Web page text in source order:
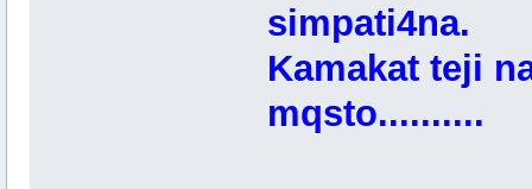
simpati4na.
Kamakat teji
mqsto..........